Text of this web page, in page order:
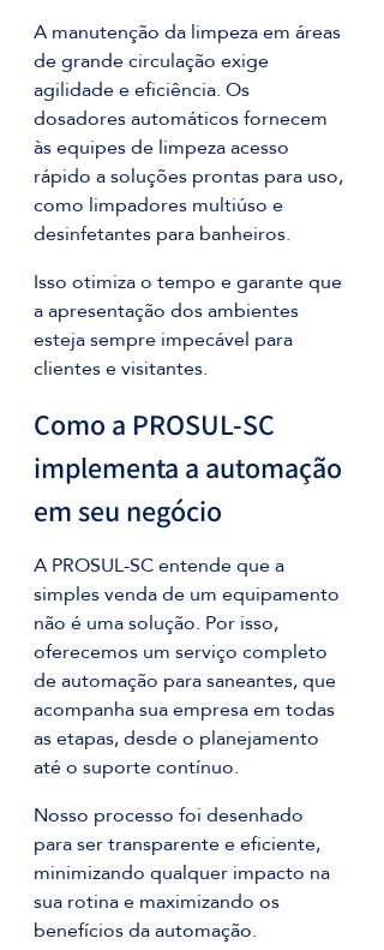
A manutenção da limpeza em áreas
de grande circulação exige
agilidade e eficiência. Os
dosadores automáticos fornecem
às equipes de limpeza acesso
rápido a soluções prontas para uso,
como limpadores multiúso e
desinfetantes para banheiros.
Isso otimiza o tempo e garante que
a apresentação dos ambientes
esteja sempre impecável para
clientes e visitantes.
Como a PROSUL-SC
implementa a automação
em seu negócio
A PROSUL-SC entende que a
simples venda de um equipamento
não é uma solução. Por isso,
oferecemos um serviço completo
de automação para saneantes, que
acompanha sua empresa em todas
as etapas, desde o planejamento
até o suporte contínuo.
Nosso processo foi desenhado
para ser transparente e eficiente,
minimizando qualquer impacto na
sua rotina e maximizando os
benefícios da automação.